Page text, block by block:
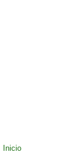
Inicio